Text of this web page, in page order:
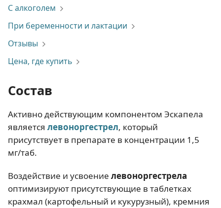
С алкоголем
При беременности и лактации
Отзывы
Цена, где купить
Состав
Активно действующим компонентом Эскапела
является левоноргестрел, который
присутствует в препарате в концентрации 1,5
мг/таб.
Воздействие и усвоение левоноргестрела
оптимизируют присутствующие в таблетках
крахмал (картофельный и кукурузный), кремния